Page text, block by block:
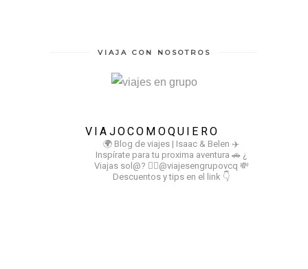
VIAJA CON NOSOTROS
VIAJOCOMOQUIERO
🌍 Blog de viajes | Isaac & Belen ✈️
Inspírate para tu proxima aventura 🚗 ¿
Viajas sol@? 👉🏻@viajesengrupovcq 💸
Descuentos y tips en el link 👇